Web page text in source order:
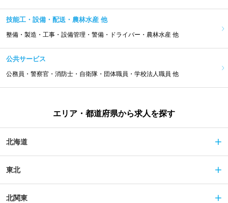
技能工・設備・配送・農林水産 他
整備・製造・工事・設備管理・警備・ドライバー・農林水産 他
公共サービス
公務員・警察官・消防士・自衛隊・団体職員・学校法人職員 他
エリア・都道府県から求人を探す
北海道
東北
北関東